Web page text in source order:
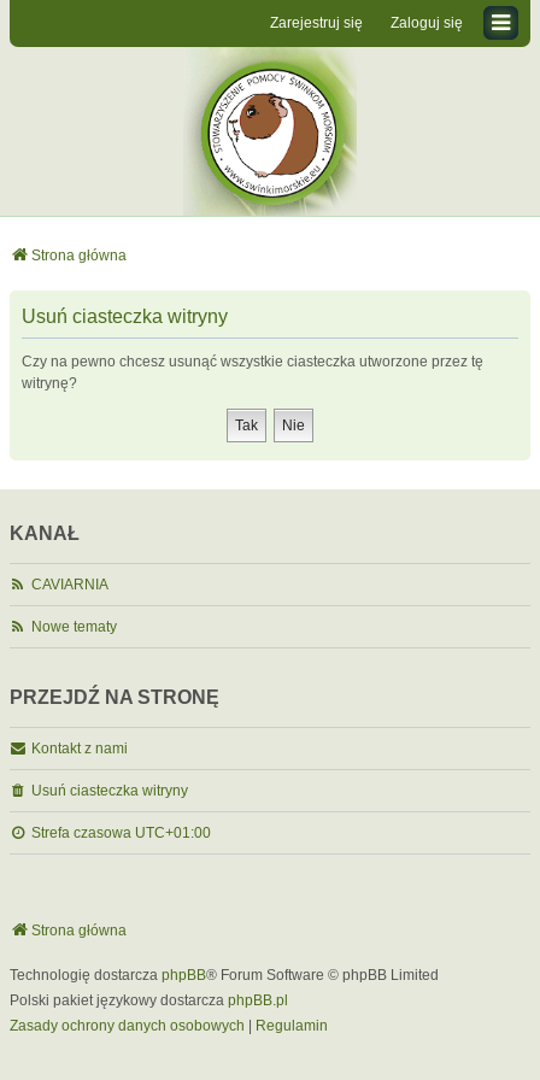
Zaloguj się
Zarejestruj się
Strona główna
Usuń ciasteczka witryny
Czy na pewno chcesz usunąć wszystkie ciasteczka utworzone przez tę
witrynę?
KANAŁ
CAVIARNIA
Nowe tematy
PRZEJDŹ NA STRONĘ
Kontakt z nami
Usuń ciasteczka witryny
Strefa czasowa UTC+01:00
Strona główna
Technologię dostarcza phpBB® Forum Software © phpBB Limited
Polski pakiet językowy dostarcza phpBB.pl
Zasady ochrony danych osobowych
Regulamin